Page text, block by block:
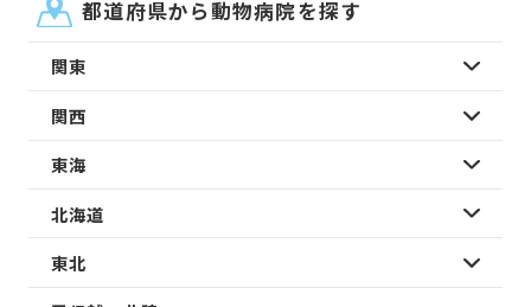
都道府県から動物病院を探す
関東
関西
東海
北海道
東北